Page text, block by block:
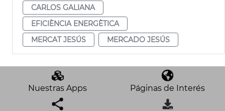
CARLOS GALIANA
EFICIÈNCIA ENERGÈTICA
MERCAT JESÚS
MERCADO JESÚS
Nuestras Apps Páginas de Interés